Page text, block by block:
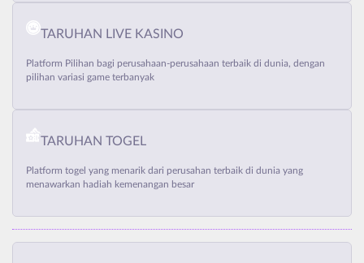
TARUHAN LIVE KASINO
Platform Pilihan bagi perusahaan-perusahaan terbaik di dunia, dengan
pilihan variasi game terbanyak
TARUHAN TOGEL
Platform togel yang menarik dari perusahan terbaik di dunia yang
menawarkan hadiah kemenangan besar